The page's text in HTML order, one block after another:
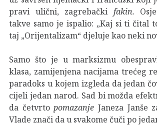
pravi ulični, zagrebački fakin.
takve samo je ispalio: „Kaj si ti čital
taj „Orijentalizam“ djeluje kao neki
Samo što je u marksizmu
klasa, zamijenjena nacijama trećeg
paradoks u kojem izgleda da jedan
cijeli jedan narod. Sad bi možda
da četvrto pomazanje Janeza Janše
Vlade znači da u svakome čuči po